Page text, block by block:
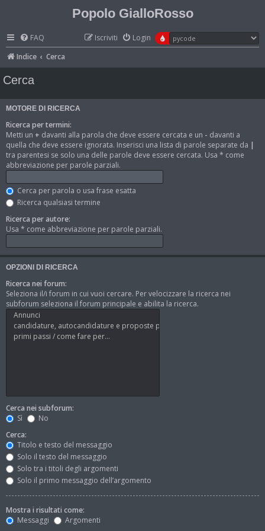
Popolo GialloRosso
FAQ Login
Iscriviti
Indice
Cerca
Cerca
MOTORE DI RICERCA
Ricerca per termini:
Metti un + davanti alla parola che deve essere cercata e un - davanti a
quella che deve essere ignorata. Inserisci una lista di parole separate da |
tra parentesi se solo una delle parole deve essere cercata. Usa * come
abbreviazione per parole parziali.
Cerca per parola o usa frase esatta
Ricerca qualsiasi termine
Ricerca per autore:
Usa * come abbreviazione per parole parziali.
OPZIONI DI RICERCA
Ricerca nei forum:
Seleziona il/i forum in cui vuoi cercare. Per velocizzare la ricerca nei
subforum seleziona il forum principale e abilita la ricerca.
Cerca nei subforum:
Sì
No
Cerca:
Titolo e testo del messaggio
Solo il testo del messaggio
Solo tra i titoli degli argomenti
Solo il primo messaggio dell’argomento
Mostra i risultati come:
Messaggi
Argomenti